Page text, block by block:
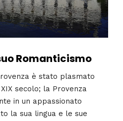
Romanticismo
è stato plasmato
secolo; la Provenza
in un appassionato
la sua lingua e le sue